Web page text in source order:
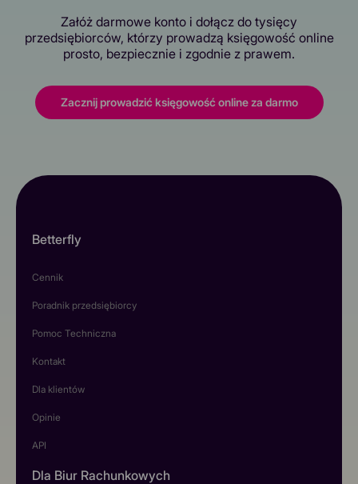
Załóż darmowe konto i dołącz do tysięcy
przedsiębiorców, którzy prowadzą księgowość online
prosto, bezpiecznie i zgodnie z prawem.
Zacznij prowadzić księgowość online za darmo
Betterfly
Cennik
Poradnik przedsiębiorcy
Pomoc Techniczna
Kontakt
Dla klientów
Opinie
API
Dla Biur Rachunkowych